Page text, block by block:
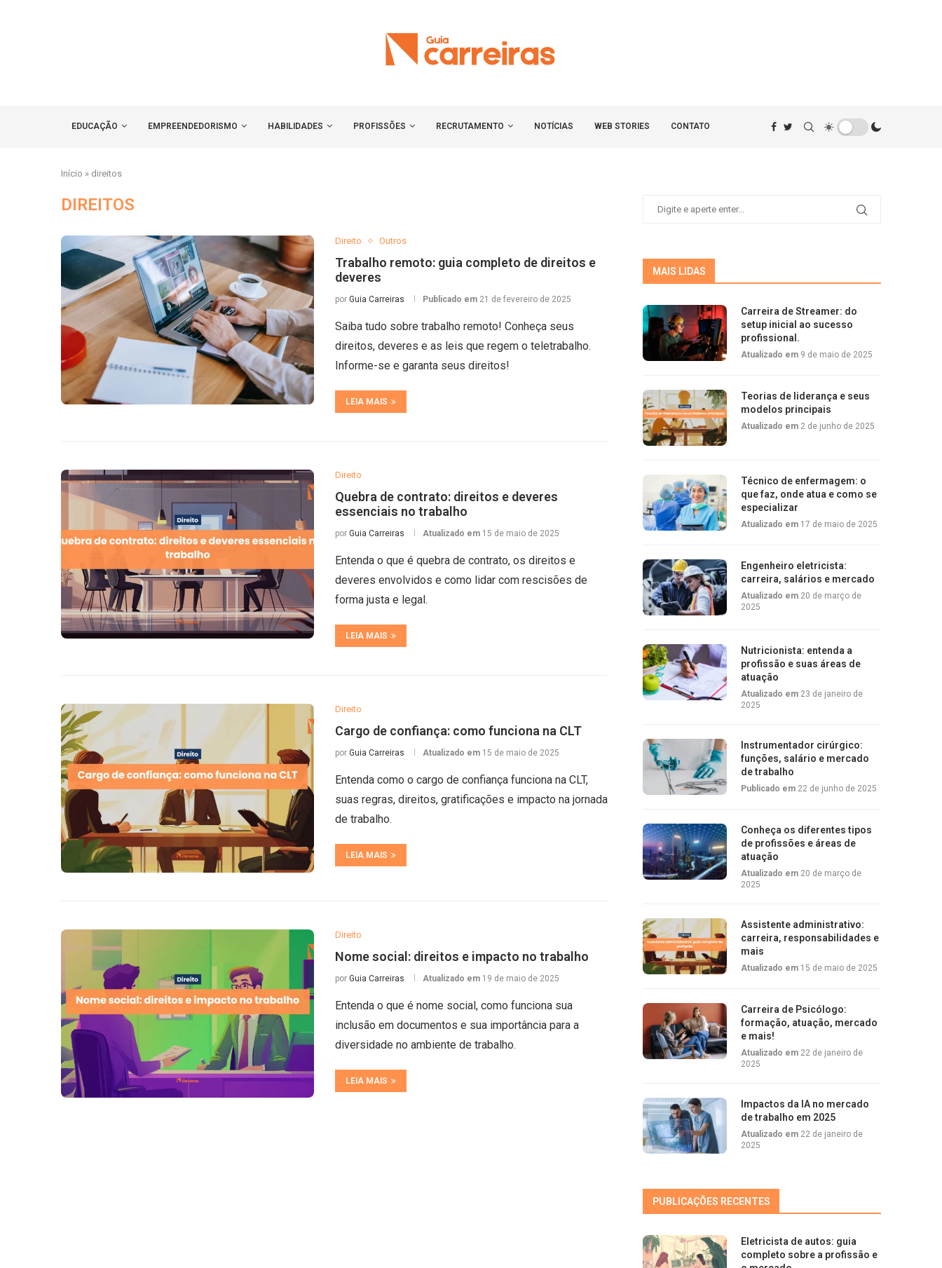
EDUCAÇÃO EMPREENDEDORISMO HABILIDADES PROFISSÕES RECRUTAMENTO NOTÍCIAS WEB STORIES CONTATO
Início » direitos
DIREITOS
Direito Outros
Trabalho remoto: guia completo de direitos e
deveres
por Guia Carreiras Publicado em 21 de fevereiro de 2025
Saiba tudo sobre trabalho remoto! Conheça seus
direitos, deveres e as leis que regem o teletrabalho.
Informe-se e garanta seus direitos!
LEIA MAIS
Direito
Quebra de contrato: direitos e deveres
essenciais no trabalho
por Guia Carreiras Atualizado em 15 de maio de 2025
Entenda o que é quebra de contrato, os direitos e
deveres envolvidos e como lidar com rescisões de
forma justa e legal.
LEIA MAIS
Direito
Cargo de confiança: como funciona na CLT
por Guia Carreiras Atualizado em 15 de maio de 2025
Entenda como o cargo de confiança funciona na CLT,
suas regras, direitos, gratificações e impacto na jornada
de trabalho.
LEIA MAIS
Direito
Nome social: direitos e impacto no trabalho
por Guia Carreiras Atualizado em 19 de maio de 2025
Entenda o que é nome social, como funciona sua
inclusão em documentos e sua importância para a
diversidade no ambiente de trabalho.
LEIA MAIS
MAIS LIDAS
Carreira de Streamer: do
setup inicial ao sucesso
profissional.
Atualizado em 9 de maio de 2025
Teorias de liderança e seus
modelos principais
Atualizado em 2 de junho de 2025
Técnico de enfermagem: o
que faz, onde atua e como se
especializar
Atualizado em 17 de maio de 2025
Engenheiro eletricista:
carreira, salários e mercado
Atualizado em 20 de março de
2025
Nutricionista: entenda a
profissão e suas áreas de
atuação
Atualizado em 23 de janeiro de
2025
Instrumentador cirúrgico:
funções, salário e mercado
de trabalho
Publicado em 22 de junho de 2025
Conheça os diferentes tipos
de profissões e áreas de
atuação
Atualizado em 20 de março de
2025
Assistente administrativo:
carreira, responsabilidades e
mais
Atualizado em 15 de maio de 2025
Carreira de Psicólogo:
formação, atuação, mercado
e mais!
Atualizado em 22 de janeiro de
2025
Impactos da IA no mercado
de trabalho em 2025
Atualizado em 22 de janeiro de
2025
PUBLICAÇÕES RECENTES
Eletricista de autos: guia
completo sobre a profissão e